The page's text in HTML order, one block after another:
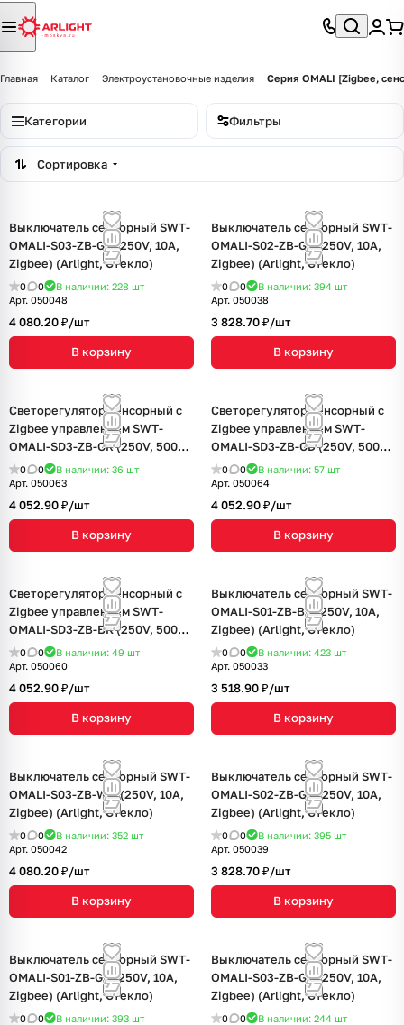
Главная Каталог Электроустановочные изделия Серия OMALI [Zigbee,
Категории Фильтры
Сортировка
Выключатель сенсорный SWT-
OMALI-S03-ZB-GD (250V, 10A,
Zigbee) (Arlight, Стекло)
0 0 В наличии: 228 шт
Арт. 050048
4 080.20 ₽/шт
В корзину
Выключатель сенсорный SWT-
OMALI-S02-ZB-GD (250V, 10A,
Zigbee) (Arlight, Стекло)
0 0 В наличии: 394 шт
Арт. 050038
3 828.70 ₽/шт
В корзину
Светорегулятор сенсорный с
Zigbee управлением SWT-
OMALI-SD3-ZB-GR (250V, 500W)
(Arlight, Стекло)
0 0 В наличии: 36 шт
Арт. 050063
4 052.90 ₽/шт
В корзину
Светорегулятор сенсорный с
Zigbee управлением SWT-
OMALI-SD3-ZB-GD (250V, 500W)
(Arlight, Стекло)
0 0 В наличии: 57 шт
Арт. 050064
4 052.90 ₽/шт
В корзину
Светорегулятор сенсорный с
Zigbee управлением SWT-
OMALI-SD3-ZB-BK (250V, 500W)
(Arlight, Стекло)
0 0 В наличии: 49 шт
Арт. 050060
4 052.90 ₽/шт
В корзину
Выключатель сенсорный SWT-
OMALI-S01-ZB-BK (250V, 10A,
Zigbee) (Arlight, Стекло)
0 0 В наличии: 423 шт
Арт. 050033
3 518.90 ₽/шт
В корзину
Выключатель сенсорный SWT-
OMALI-S03-ZB-WH (250V, 10A,
Zigbee) (Arlight, Стекло)
0 0 В наличии: 352 шт
Арт. 050042
4 080.20 ₽/шт
В корзину
Выключатель сенсорный SWT-
OMALI-S02-ZB-GR (250V, 10A,
Zigbee) (Arlight, Стекло)
0 0 В наличии: 395 шт
Арт. 050039
3 828.70 ₽/шт
В корзину
Выключатель сенсорный SWT-
OMALI-S01-ZB-GR (250V, 10A,
Zigbee) (Arlight, Стекло)
0 0 В наличии: 393 шт
Выключатель сенсорный SWT-
OMALI-S03-ZB-GR (250V, 10A,
Zigbee) (Arlight, Стекло)
0 0 В наличии: 244 шт